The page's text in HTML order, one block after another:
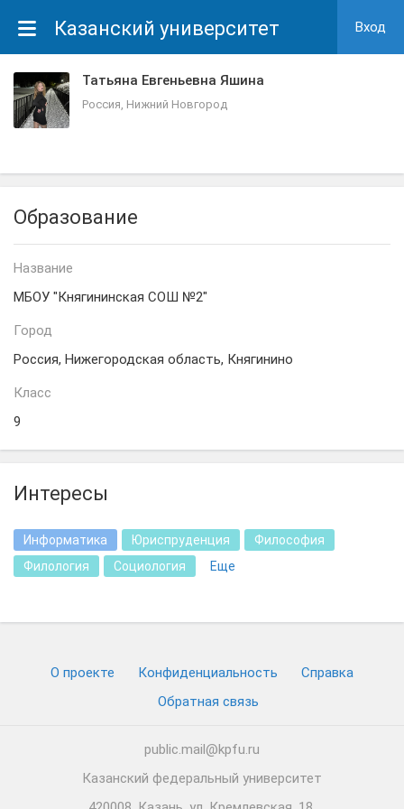
Казанский университет Вход
Татьяна Евгеньевна Яшина
Россия, Нижний Новгород
Образование
Название
МБОУ "Княгининская СОШ №2"
Город
Россия, Нижегородская область, Княгинино
Класс
9
Интересы
Информатика Юриспруденция
Философия
Филология
Социология Еще
О проекте Конфиденциальность
Cправка
Обратная связь
public.mail@kpfu.ru
Казанский федеральный университет